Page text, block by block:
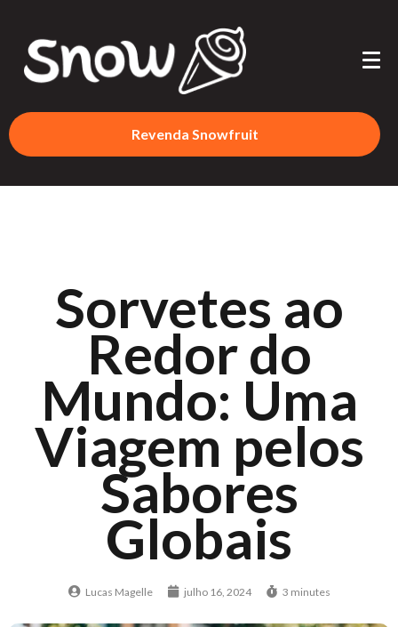
Revenda Snowfruit
Sorvetes ao
Redor do
Mundo: Uma
Viagem pelos
Sabores
Globais
Lucas Magelle julho 16, 2024 3 minutes